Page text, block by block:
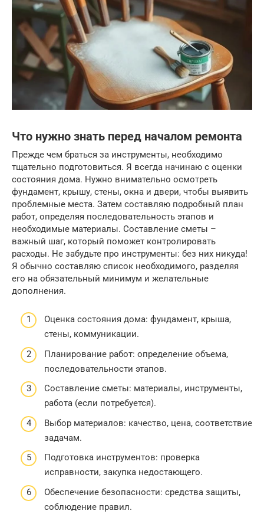
Что нужно знать перед началом ремонта
Прежде чем браться за инструменты, необходимо
тщательно подготовиться. Я всегда начинаю с оценки
состояния дома. Нужно внимательно осмотреть
фундамент, крышу, стены, окна и двери, чтобы выявить
проблемные места. Затем составляю подробный план
работ, определяя последовательность этапов и
необходимые материалы. Составление сметы –
важный шаг, который поможет контролировать
расходы. Не забудьте про инструменты: без них никуда!
Я обычно составляю список необходимого, разделяя
его на обязательный минимум и желательные
дополнения.
Оценка состояния дома: фундамент, крыша,
стены, коммуникации.
Планирование работ: определение объема,
последовательности этапов.
Составление сметы: материалы, инструменты,
работа (если потребуется).
Выбор материалов: качество, цена, соответствие
задачам.
Подготовка инструментов: проверка
исправности, закупка недостающего.
Обеспечение безопасности: средства защиты,
соблюдение правил.